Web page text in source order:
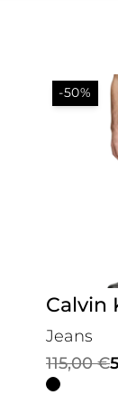
-50%
Calvin
Jeans
115,00€
Il
prezzo
Il
prezzo